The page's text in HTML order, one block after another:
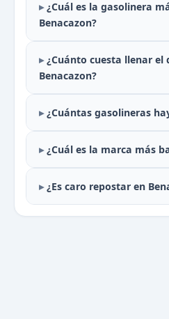
¿Cuál es la gasolinera
Benacazon?
¿Cuánto cuesta llenar el
Benacazon?
¿Cuántas gasolineras
¿Cuál es la marca más
¿Es caro repostar en